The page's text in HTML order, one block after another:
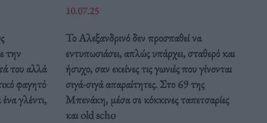
την
του αλλά
φαγητό
γλέντι,
10.07.25
Το Αλεξανδρινό δεν προσπαθεί να
εντυπωσιάσει, απλώς υπάρχει, σταθερό και
ήσυχο, σαν εκείνες τις γωνιές που γίνονται
σιγά-σιγά απαραίτητες. Στο 69 της
Μπενάκη, μέσα σε κόκκινες ταπετσαρίες
και old scho